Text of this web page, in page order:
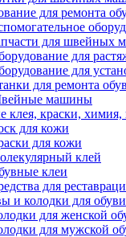
для ремонта
для швейных
для
для
для ремонта
машины
клея, краски, химия,
для кожи
для кожи
клей
клеи
для
и колодки для обуви
для женской
для мужской